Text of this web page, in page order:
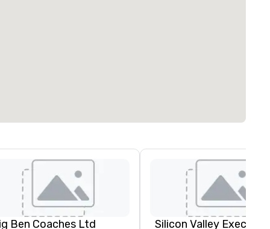
Ben Coaches Ltd